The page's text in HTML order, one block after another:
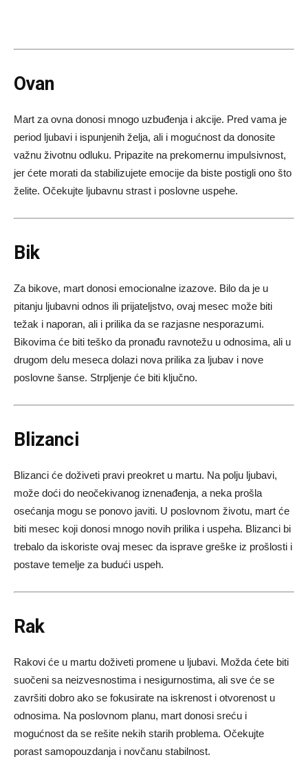
Ovan
Mart za ovna donosi mnogo uzbuđenja i akcije. Pred vama je
period ljubavi i ispunjenih želja, ali i mogućnost da donosite
važnu životnu odluku. Pripazite na prekomernu impulsivnost,
jer ćete morati da stabilizujete emocije da biste postigli ono što
želite. Očekujte ljubavnu strast i poslovne uspehe.
Bik
Za bikove, mart donosi emocionalne izazove. Bilo da je u
pitanju ljubavni odnos ili prijateljstvo, ovaj mesec može biti
težak i naporan, ali i prilika da se razjasne nesporazumi.
Bikovima će biti teško da pronađu ravnotežu u odnosima, ali u
drugom delu meseca dolazi nova prilika za ljubav i nove
poslovne šanse. Strpljenje će biti ključno.
Blizanci
Blizanci će doživeti pravi preokret u martu. Na polju ljubavi,
može doći do neočekivanog iznenađenja, a neka prošla
osećanja mogu se ponovo javiti. U poslovnom životu, mart će
biti mesec koji donosi mnogo novih prilika i uspeha. Blizanci bi
trebalo da iskoriste ovaj mesec da isprave greške iz prošlosti i
postave temelje za budući uspeh.
Rak
Rakovi će u martu doživeti promene u ljubavi. Možda ćete biti
suočeni sa neizvesnostima i nesigurnostima, ali sve će se
završiti dobro ako se fokusirate na iskrenost i otvorenost u
odnosima. Na poslovnom planu, mart donosi sreću i
mogućnost da se rešite nekih starih problema. Očekujte
porast samopouzdanja i novčanu stabilnost.